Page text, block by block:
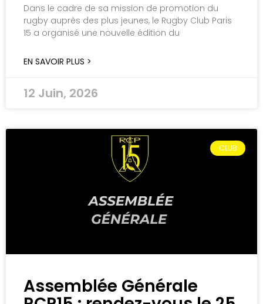
Dans le cadre de sa mission de promotion du
rugby auprès des plus jeunes, le Rugby Club Paris
15 a organisé une nouvelle édition du
EN SAVOIR PLUS >
12 Juin, 2026
CLUB
Assemblée Générale